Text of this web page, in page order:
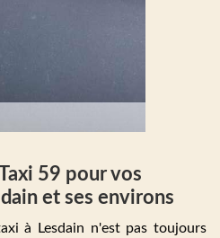
59 pour vos
et ses environs
à Lesdain n'est pas toujours